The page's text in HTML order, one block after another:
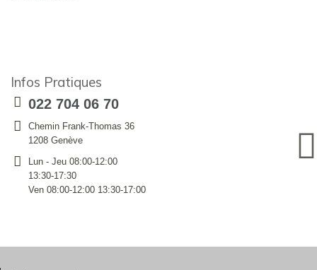
Infos Pratiques
022 704 06 70
Chemin Frank-Thomas 36
1208 Genève
Lun - Jeu 08:00-12:00
13:30-17:30
Ven 08:00-12:00 13:30-17:00